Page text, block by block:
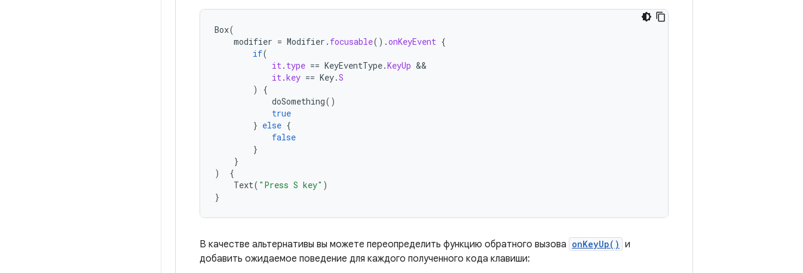
Box(
modifier = Modifier . focusable().onKeyEvent {
if(
it. type == KeyEventType.KeyUp
it.key == Key.S
)
{
doSomething()
true
} else {
false
}
}
)
{
Text( "Press S key" )
}
В качестве альтернативы вы можете переопределить функцию обратного вызова onKeyUp() и
добавить ожидаемое поведение для каждого полученного кода клавиши: